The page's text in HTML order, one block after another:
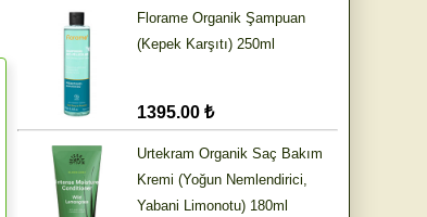
Florame Organik Şampuan
(Kepek Karşıtı) 250ml
1395.00 ₺
Urtekram Organik Saç Bakım
Kremi (Yoğun Nemlendirici,
Yabani Limonotu) 180ml